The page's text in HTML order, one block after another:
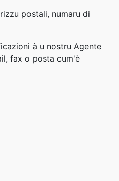
postali, numaru di
à u nostru Agente
fax o posta cum'è